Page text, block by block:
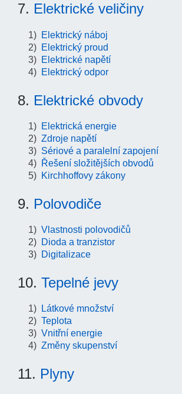
7. Elektrické veličiny
Elektrický náboj
Elektrický proud
Elektrické napětí
Elektrický odpor
8. Elektrické obvody
Elektrická energie
Zdroje napětí
Sériové a paralelní zapojení
Řešení složitějších obvodů
Kirchhoffovy zákony
9. Polovodiče
Vlastnosti polovodičů
Dioda a tranzistor
Digitalizace
10. Tepelné jevy
Látkové množství
Teplota
Vnitřní energie
Změny skupenství
11. Plyny